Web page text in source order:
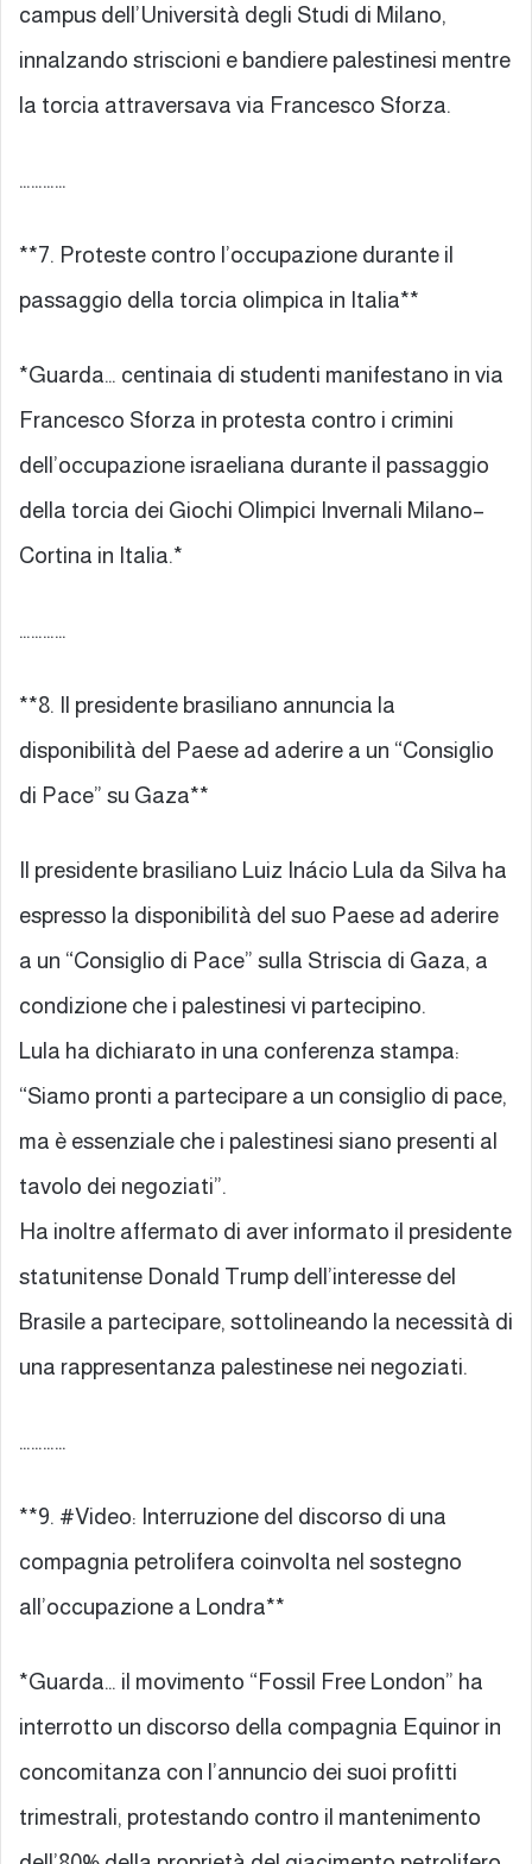
campus dell’Università degli Studi di Milano,
innalzando striscioni e bandiere palestinesi mentre
la torcia attraversava via Francesco Sforza.
…………
**7. Proteste contro l’occupazione durante il
passaggio della torcia olimpica in Italia**
*Guarda… centinaia di studenti manifestano in via
Francesco Sforza in protesta contro i crimini
dell’occupazione israeliana durante il passaggio
della torcia dei Giochi Olimpici Invernali Milano–
Cortina in Italia.*
…………
**8. Il presidente brasiliano annuncia la
disponibilità del Paese ad aderire a un “Consiglio
di Pace” su Gaza**
Il presidente brasiliano Luiz Inácio Lula da Silva ha
espresso la disponibilità del suo Paese ad aderire
a un “Consiglio di Pace” sulla Striscia di Gaza, a
condizione che i palestinesi vi partecipino.
Lula ha dichiarato in una conferenza stampa:
“Siamo pronti a partecipare a un consiglio di pace,
ma è essenziale che i palestinesi siano presenti al
tavolo dei negoziati”.
Ha inoltre affermato di aver informato il presidente
statunitense Donald Trump dell’interesse del
Brasile a partecipare, sottolineando la necessità di
una rappresentanza palestinese nei negoziati.
…………
**9. #Video: Interruzione del discorso di una
compagnia petrolifera coinvolta nel sostegno
all’occupazione a Londra**
*Guarda… il movimento “Fossil Free London” ha
interrotto un discorso della compagnia Equinor in
concomitanza con l’annuncio dei suoi profitti
trimestrali, protestando contro il mantenimento